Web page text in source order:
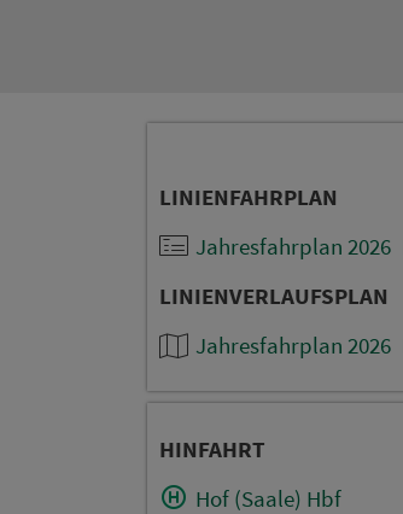
LINIENFAHRPLAN
Jahresfahrplan 2026
LINIENVERLAUFSPLAN
Jahresfahrplan 2026
HINFAHRT
Hof (Saale) Hbf